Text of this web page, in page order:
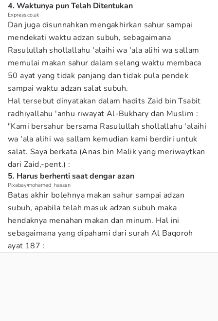
4. Waktunya pun Telah Ditentukan
Express.co.uk
Dan juga disunnahkan mengakhirkan sahur sampai
mendekati waktu adzan subuh, sebagaimana
Rasulullah shollallahu 'alaihi wa 'ala alihi wa sallam
memulai makan sahur dalam selang waktu membaca
50 ayat yang tidak panjang dan tidak pula pendek
sampai waktu adzan salat subuh.
Hal tersebut dinyatakan dalam hadits Zaid bin Tsabit
radhiyallahu 'anhu riwayat Al-Bukhary dan Muslim :
"Kami bersahur bersama Rasulullah shollallahu 'alaihi
wa 'ala alihi wa sallam kemudian kami berdiri untuk
salat. Saya berkata (Anas bin Malik yang meriwaytkan
dari Zaid,-pent.) :
5. Harus berhenti saat dengar azan
Pixabay/mohamed_hassan
Batas akhir bolehnya makan sahur sampai adzan
subuh, apabila telah masuk adzan subuh maka
hendaknya menahan makan dan minum. Hal ini
sebagaimana yang dipahami dari surah Al Baqoroh
ayat 187 :